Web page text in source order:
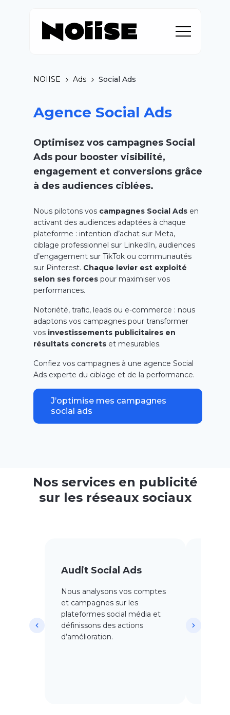
NOIISE Ads Social Ads
Agence Social Ads
Optimisez vos campagnes Social
Ads pour booster visibilité,
engagement et conversions grâce
à des audiences ciblées.
Nous pilotons vos campagnes Social Adsen
activant des audiences adaptées à chaque
plateforme : intention d’achat sur Meta,
ciblage professionnel sur LinkedIn, audiences
d’engagement sur TikTok ou communautés
sur Pinterest. Chaque levier est exploité
selon ses forcespour maximiser vos
performances.
Notoriété, trafic, leads ou e-commerce : nous
adaptons vos campagnes pour transformer
vosinvestissements publicitaires en
résultats concretset mesurables.
Confiez vos campagnes à une agence Social
Ads experte du ciblage et de la performance.
J’optimise mes campagnes
social ads
Nos services en publicité
sur les réseaux sociaux
Audit Social Ads
Nous analysons vos comptes
et campagnes sur les
plateformes social média et
définissons des actions
d’amélioration.